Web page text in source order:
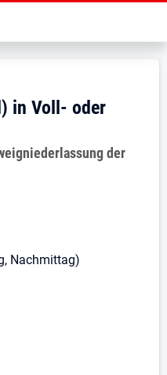
Startseite
Augenoptiker
w/d) in
d) in Voll-
in Voll- oder
der
Nachmittag)